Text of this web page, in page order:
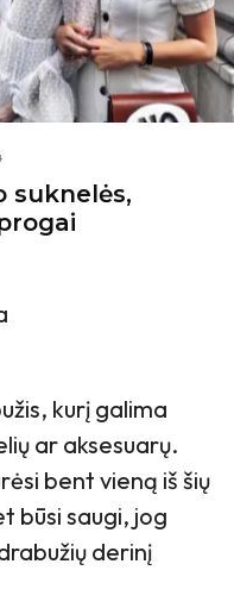
suknelės,
kurį galima
ar aksesuarų.
bent vieną iš šių
būsi saugi, jog
derinį